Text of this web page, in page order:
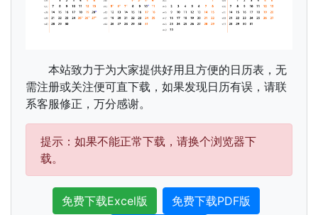
本站致力于为大家提供好用且方便的日历表，无
需注册或关注便可直下载，如果发现日历有误，请联
系客服修正，万分感谢。
提示：如果不能正常下载，请换个浏览器下
载。
免费下载Excel版
免费下载PDF版